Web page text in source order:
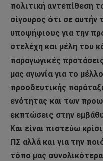
πολιτική αντεπίθεση
σίγουρος ότι σε
υποψήφιους για την
στελέχη και μέλη του
παραγωγικές
μας αγωνία για το
προοδευτικής
ενότητας και των
εκπτώσεις στην
Και είναι πιστεύω
ΠΣ αλλά και για την
τόπο μας